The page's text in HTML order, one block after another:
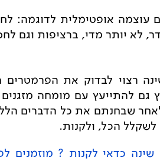
אופטימלית לדוגמה: לחדר
לא יותר מדי, ברציפות וגם
רצוי לבדוק את הפרמטרים
גם להתייעץ עם מומחה מזגנים
שבחנתם את כל הדברים
הכל, ולקנות.
כדאי לקנות ? מוזמנים